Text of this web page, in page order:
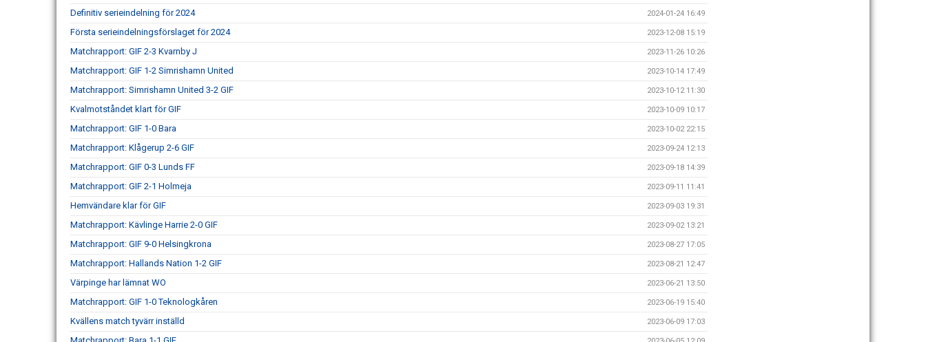
Definitiv serieindelning för 2024 2024-01-24 16:49
Första serieindelningsförslaget för 2024 2023-12-08 15:19
Matchrapport: GIF 2-3 Kvarnby J 2023-11-26 10:26
Matchrapport: GIF 1-2 Simrishamn United 2023-10-14 17:49
Matchrapport: Simrishamn United 3-2 GIF 2023-10-12 11:30
Kvalmotståndet klart för GIF 2023-10-09 10:17
Matchrapport: GIF 1-0 Bara 2023-10-02 22:15
Matchrapport: Klågerup 2-6 GIF 2023-09-24 12:13
Matchrapport: GIF 0-3 Lunds FF 2023-09-18 14:39
Matchrapport: GIF 2-1 Holmeja 2023-09-11 11:41
Hemvändare klar för GIF 2023-09-03 19:31
Matchrapport: Kävlinge Harrie 2-0 GIF 2023-09-02 13:21
Matchrapport: GIF 9-0 Helsingkrona 2023-08-27 17:05
Matchrapport: Hallands Nation 1-2 GIF 2023-08-21 12:47
Värpinge har lämnat WO 2023-06-21 13:50
Matchrapport: GIF 1-0 Teknologkåren 2023-06-19 15:40
Kvällens match tyvärr inställd 2023-06-09 17:03